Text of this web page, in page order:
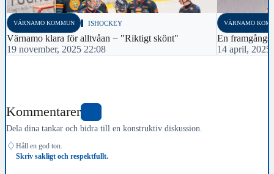
VÄRNAMO KOMMUN ISHOCKEY
Värnamo klara för alltvåan − "Riktigt skönt"
19 november, 2025 22:08
VÄRNAMO
En
14 april, 2025
Kommentarer
Dela dina tankar och bidra till en konstruktiv diskussion.
♢ Håll en god ton.
Skriv sakligt och respektfullt.